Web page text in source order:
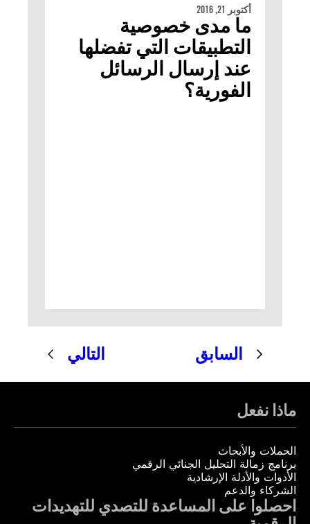
أكتوبر 21, 2016
ما مدى خصوصية
التطبيقات التي تفضلها
عند إرسال الرسائل
الفورية؟
السابق التالي
ماذا نفعل
الحملات والأبحاث
برنامج زمالة التحليل الجنائي الرقمي
الأدوات والأدلة الإرشادية
الشركاء والدعم
احصلوا على المساعدة للتصدي للتهديدات